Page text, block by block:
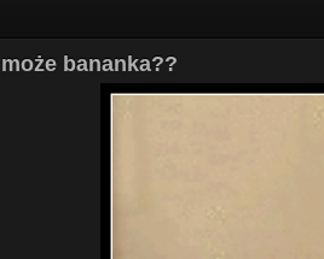
może bananka??